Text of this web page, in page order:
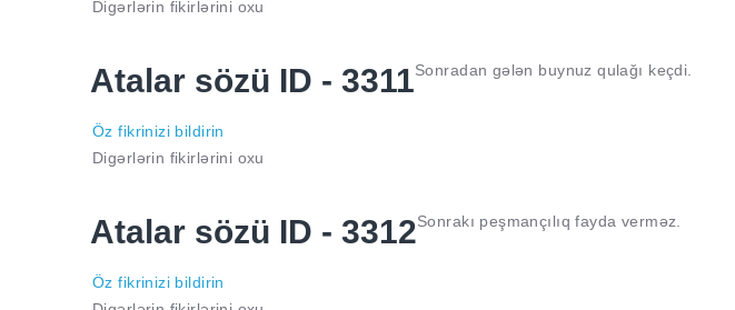
Digərlərin fikirlərini oxu
Atalar sözü ID - 3311Sonradan gələn buynuz qulağı keçdi.
Öz fikrinizi bildirin
Digərlərin fikirlərini oxu
Atalar sözü ID - 3312Sonrakı peşmançılıq fayda verməz.
Öz fikrinizi bildirin